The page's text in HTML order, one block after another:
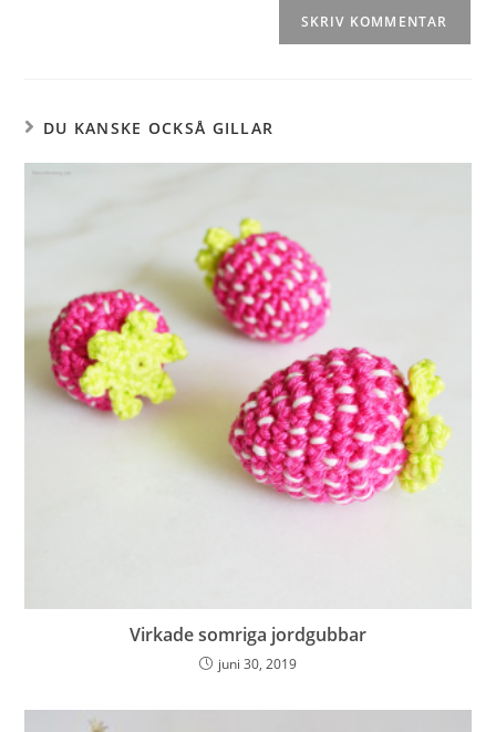
DU KANSKE OCKSÅ GILLAR
Virkade somriga jordgubbar
juni 30, 2019